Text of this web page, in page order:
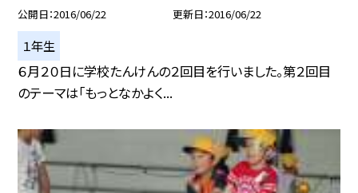
公開日 2016/06/22 更新日 2016/06/22
１年生
６月２０日に学校たんけんの２回目を行いました。第２回目
のテーマは「もっとなかよく...